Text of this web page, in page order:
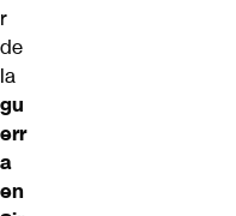
r
de
la
gu
err
a
en